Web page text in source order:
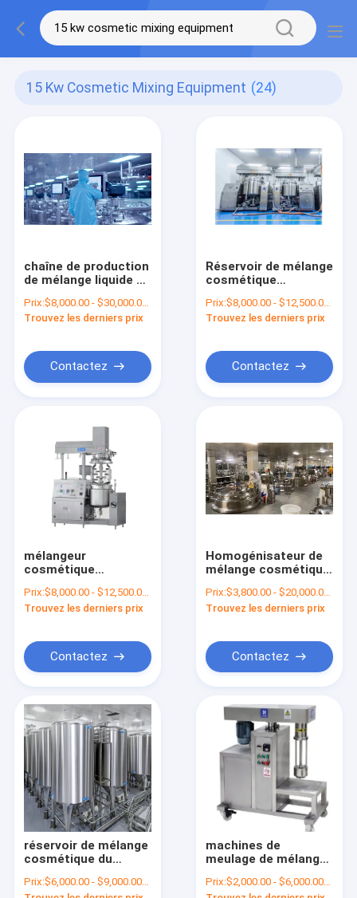
15 Kw Cosmetic Mixing Equipment (24)
chaîne de production
de mélange liquide de
détergent de liquide
de lotion du
Prix:$8,000.00 - $30,000.00/Sets
Trouvez les derniers prix
Contactez
Réservoir de mélange
cosmétique
d'équipement
industriel
Prix:$8,000.00 - $12,500.00/Sets
Trouvez les derniers prix
Contactez
mélangeur
cosmétique
200L 15 kilowatts
pour jamais la beauté
Prix:$8,000.00 - $12,500.00/Sets
Trouvez les derniers prix
Contactez
Homogénisateur de
mélange cosmétique
de savon liquide
Prix:$3,800.00 - $20,000.00/Sets
Trouvez les derniers prix
Contactez
réservoir de mélange
cosmétique du
une seule couche
Prix:$6,000.00 - $9,000.00/Sets
machines de
meulage de mélange
réservoir 12L avec
Prix:$2,000.00 - $6,000.00/Sets